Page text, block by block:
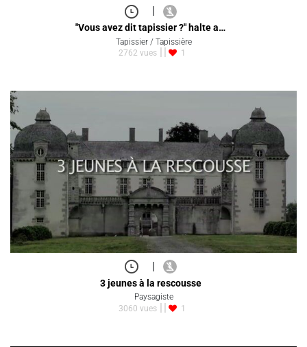
|
"Vous avez dit tapissier ?" halte a…
Tapissier / Tapissière
2762 vues
1
|
3 jeunes à la rescousse
Paysagiste
3060 vues
1